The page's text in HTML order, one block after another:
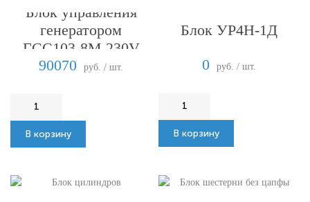
Блок управления
генератором
ГСС103-8М 230V
90070
руб. / шт.
В корзину
Блок УР4Н-1Д
0
руб. / шт.
В корзину